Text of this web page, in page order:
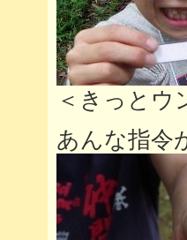
＜きっとウ
あんな指令